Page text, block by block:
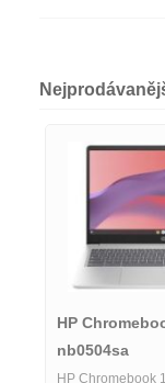
HP
nb0504sa
HP Chromebook